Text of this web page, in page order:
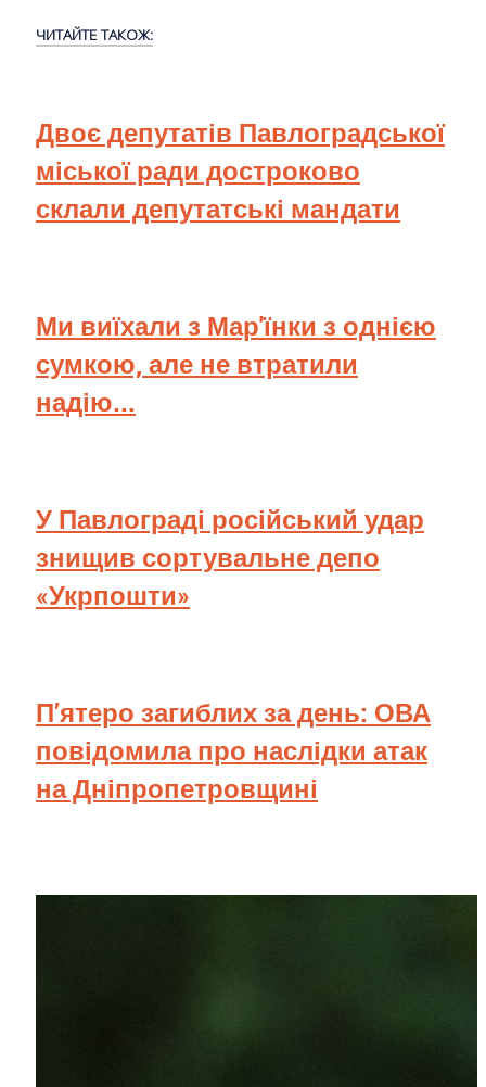
ЧИТАЙТЕ ТАКОЖ:
Двоє депутатів Павлоградської
міської ради достроково
склали депутатські мандати
Ми виїхали з Мар'їнки з однією
сумкою, але не втратили
надію...
У Павлограді російський удар
знищив сортувальне депо
«Укрпошти»
П’ятеро загиблих за день: ОВА
повідомила про наслідки атак
на Дніпропетровщині